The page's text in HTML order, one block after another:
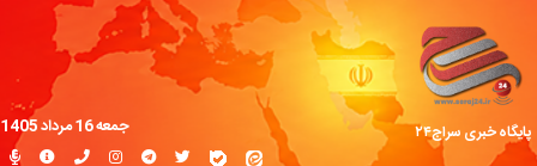
پایگاه خبری سراج۲۴ جمعه 16 مرداد 1405